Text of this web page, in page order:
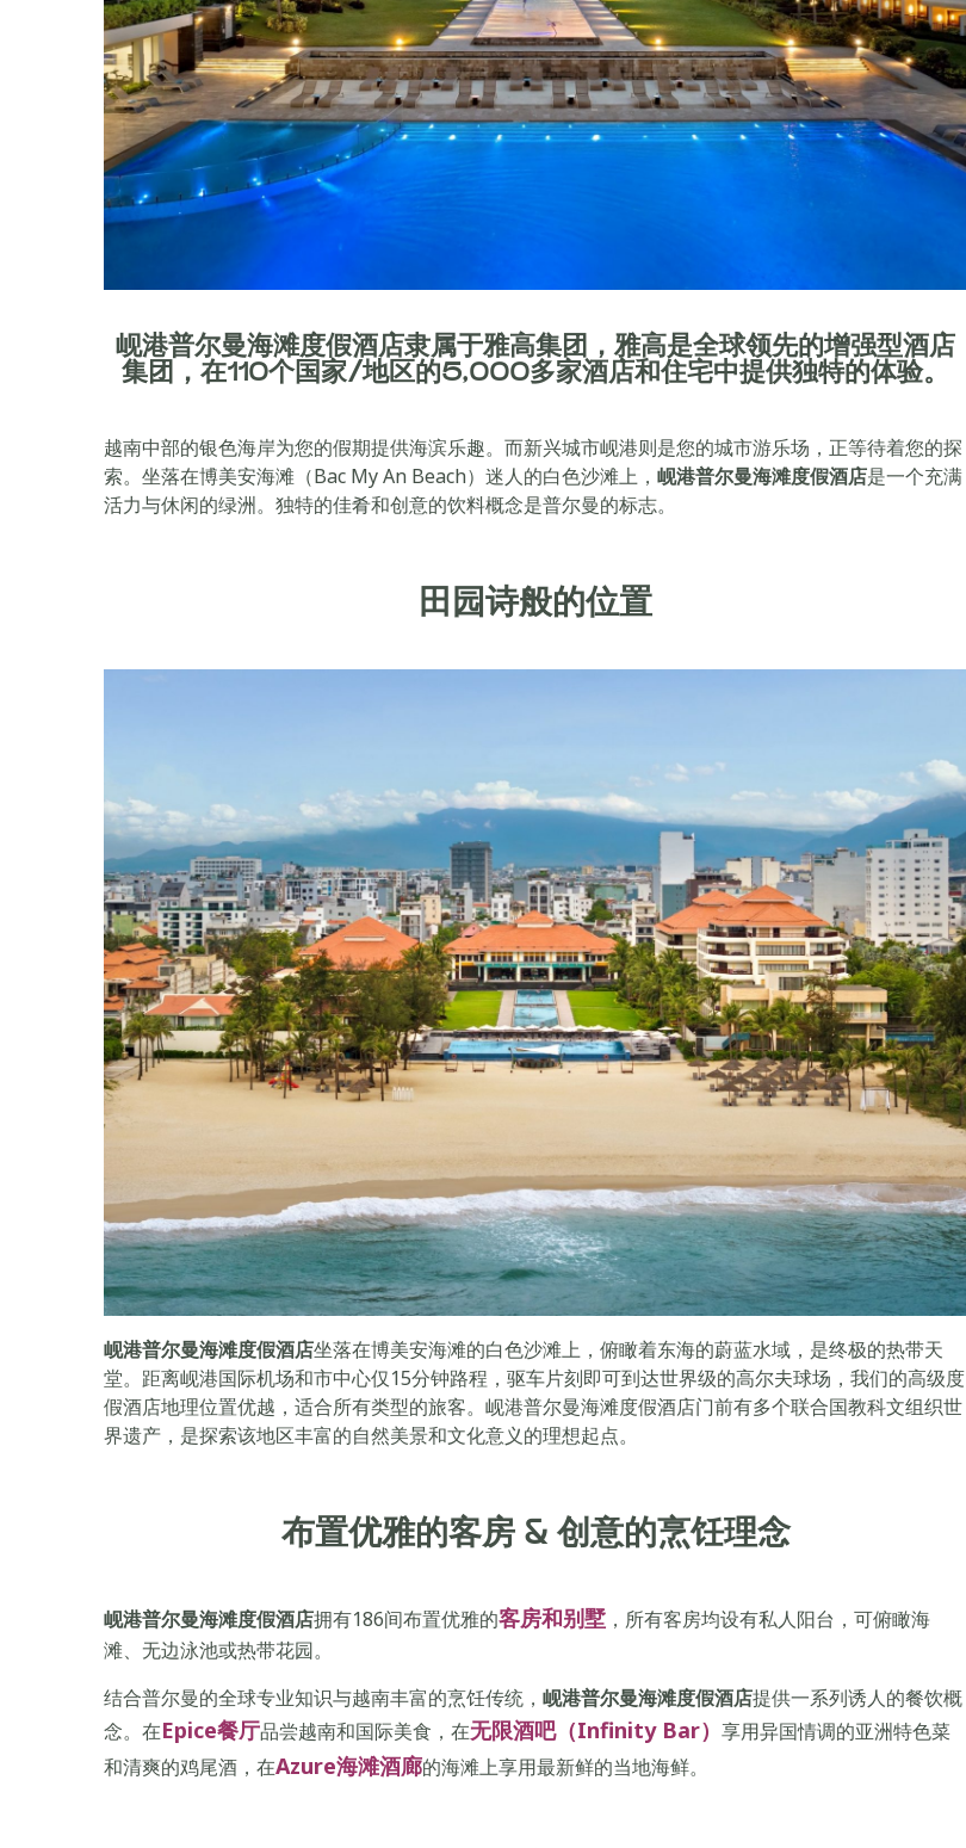
岘港普尔曼海滩度假酒店隶属于雅高集团，雅高是全球领先的增强型酒店
集团，在110个国家/地区的5,000多家酒店和住宅中提供独特的体验。
越南中部的银色海岸为您的假期提供海滨乐趣。而新兴城市岘港则是您的城市游乐场，正等待着您的探
索。坐落在博美安海滩（Bac My An Beach）迷人的白色沙滩上， 岘港普尔曼海滩度假酒店是一个充满
活力与休闲的绿洲。独特的佳肴和创意的饮料概念是普尔曼的标志。
田园诗般的位置
岘港普尔曼海滩度假酒店坐落在博美安海滩的白色沙滩上，俯瞰着东海的蔚蓝水域，是终极的热带天
堂。距离岘港国际机场和市中心仅15分钟路程，驱车片刻即可到达世界级的高尔夫球场，我们的高级度
假酒店地理位置优越，适合所有类型的旅客。岘港普尔曼海滩度假酒店门前有多个联合国教科文组织世
界遗产，是探索该地区丰富的自然美景和文化意义的理想起点。
布置优雅的客房 & 创意的烹饪理念
岘港普尔曼海滩度假酒店拥有186间布置优雅的客房和别墅 ，所有客房均设有私人阳台，可俯瞰海
滩、无边泳池或热带花园。
结合普尔曼的全球专业知识与越南丰富的烹饪传统， 岘港普尔曼海滩度假酒店提供一系列诱人的餐饮概
念。在Epice餐厅品尝越南和国际美食，在无限酒吧（Infinity Bar） 享用异国情调的亚洲特色菜
和清爽的鸡尾酒，在Azure海滩酒廊的海滩上享用最新鲜的当地海鲜。